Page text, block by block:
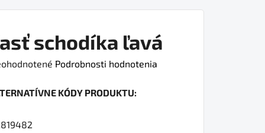
schodíka ľavá
Podrobnosti hodnotenia
KÓDY PRODUKTU: